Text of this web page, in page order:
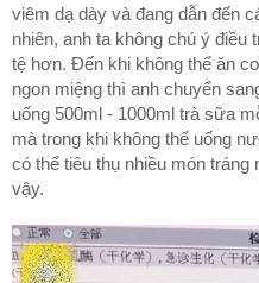
viêm dạ dày và đang dẫn đến
nhiên, anh ta không chú ý điều
tệ hơn. Đến khi không thể ăn
ngon miệng thì anh chuyển
uống 500ml - 1000ml trà sữa
mà trong khi không thể uống
có thể tiêu thụ nhiều món
vậy.